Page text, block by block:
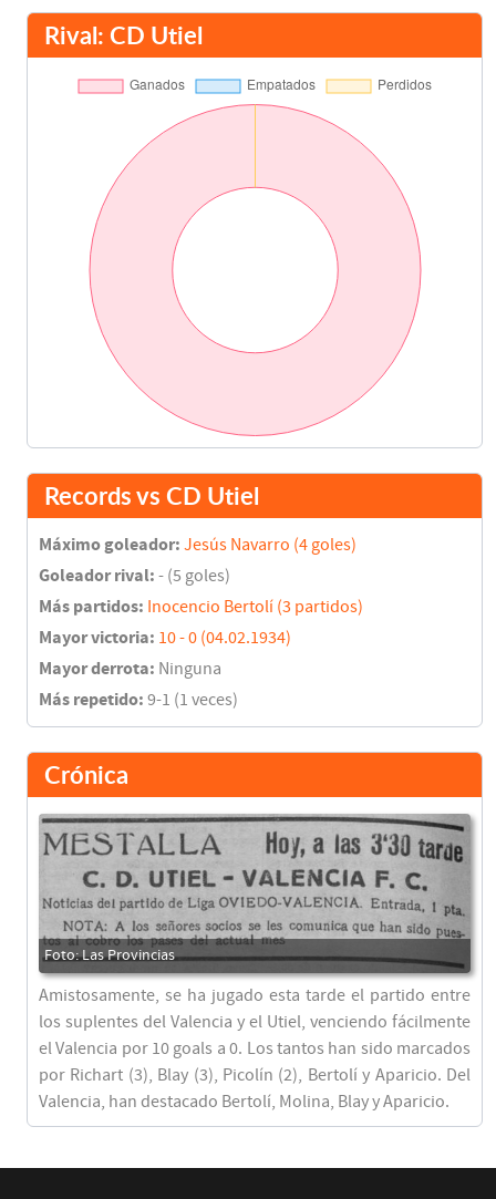
Rival: CD Utiel
Records vs CD Utiel
Máximo goleador: Jesús Navarro (4 goles)
Goleador rival: - (5 goles)
Más partidos: Inocencio Bertolí (3 partidos)
Mayor victoria: 10 - 0 (04.02.1934)
Mayor derrota: Ninguna
Más repetido: 9-1 (1 veces)
Crónica
Amistosamente, se ha jugado esta tarde el partido entre
los suplentes del Valencia y el Utiel, venciendo fácilmente
el Valencia por 10 goals a 0. Los tantos han sido marcados
por Richart (3), Blay (3), Picolín (2), Bertolí y Aparicio. Del
Valencia, han destacado Bertolí, Molina, Blay y Aparicio.